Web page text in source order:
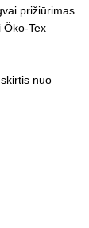
prižiūrimas
Öko-Tex
nuo